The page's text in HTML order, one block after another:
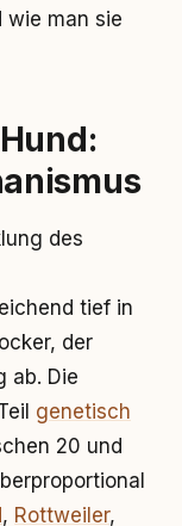
wie man sie
des
tief in
der
ab. Die
genetisch
20 und
, Rottweiler,